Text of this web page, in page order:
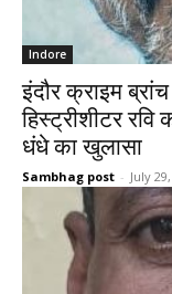
Indore
इंदौर क्राइम
हिस्ट्रीशीटर
धंधे का खुलासा
Sambhag post - July